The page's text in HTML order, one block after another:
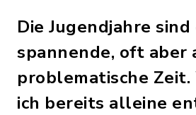
Die Jugendjahre sind
spannende, oft aber
problematische
ich bereits alleine